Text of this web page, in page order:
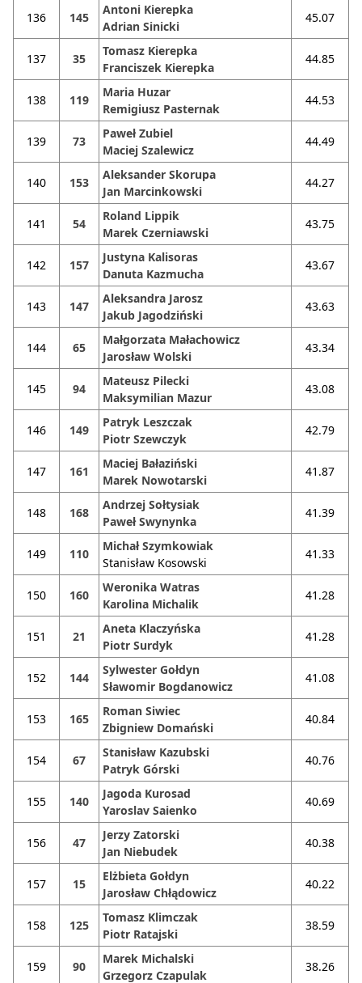
136 145
Antoni Kierepka
Adrian Sinicki
45.07
137 35
Tomasz Kierepka
Franciszek Kierepka
44.85
138 119
Maria Huzar
Remigiusz Pasternak
44.53
139 73
Paweł Zubiel
Maciej Szalewicz
44.49
140 153
Aleksander Skorupa
Jan Marcinkowski
44.27
141 54
Roland Lippik
Marek Czerniawski
43.75
142 157
Justyna Kalisoras
Danuta Kazmucha
43.67
143 147
Aleksandra Jarosz
Jakub Jagodziński
43.63
144 65
Małgorzata Małachowicz
Jarosław Wolski
43.34
145 94
Mateusz Pilecki
Maksymilian Mazur
43.08
146 149
Patryk Leszczak
Piotr Szewczyk
42.79
147 161
Maciej Bałaziński
Marek Nowotarski
41.87
148 168
Andrzej Sołtysiak
Paweł Swynynka
41.39
149 110
Michał Szymkowiak
Stanisław Kosowski
41.33
150 160
Weronika Watras
Karolina Michalik
41.28
151 21
Aneta Klaczyńska
Piotr Surdyk
41.28
152 144
Sylwester Gołdyn
Sławomir Bogdanowicz
41.08
153 165
Roman Siwiec
Zbigniew Domański
40.84
154 67
Stanisław Kazubski
Patryk Górski
40.76
155 140
Jagoda Kurosad
Yaroslav Saienko
40.69
156 47
Jerzy Zatorski
Jan Niebudek
40.38
157 15
Elżbieta Gołdyn
Jarosław Chłądowicz
40.22
158 125
Tomasz Klimczak
Piotr Ratajski
38.59
159 90
Marek Michalski
Grzegorz Czapulak
38.26